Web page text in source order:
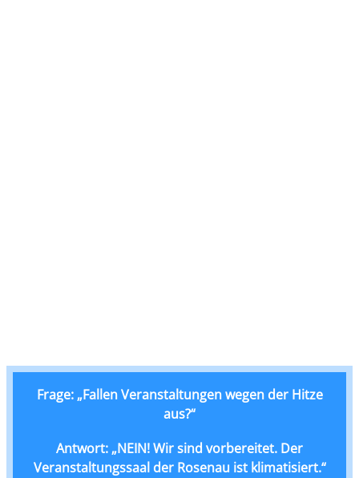
Frage: „Fallen Veranstaltungen wegen der Hitze
aus?“
Antwort: „NEIN! Wir sind vorbereitet. Der
Veranstaltungssaal der Rosenau ist klimatisiert.“